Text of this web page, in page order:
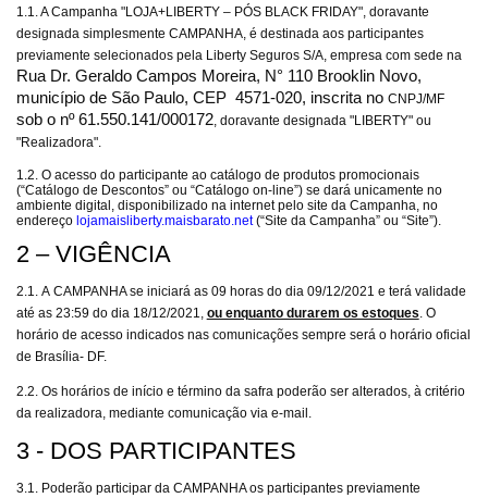
1.1. A Campanha "LOJA+LIBERTY – PÓS BLACK FRIDAY", doravante
designada simplesmente CAMPANHA, é destinada aos participantes
previamente selecionados pela Liberty Seguros S/A, empresa com sede na
Rua Dr. Geraldo Campos Moreira, N° 110 Brooklin Novo,
município de São Paulo, CEP 4571-020, inscrita no CNPJ/MF
sob o nº 61.550.141/000172, doravante designada "LIBERTY" ou
"Realizadora".
1.2. O acesso do participante ao catálogo de produtos promocionais
(“Catálogo de Descontos” ou “Catálogo on-line”) se dará unicamente no
ambiente digital, disponibilizado na internet pelo site da Campanha, no
endereço lojamaisliberty.maisbarato.net (“Site da Campanha” ou “Site”).
2 – VIGÊNCIA
2.1. A CAMPANHA se iniciará as 09 horas do dia 09/12/2021 e terá validade
até as 23:59 do dia 18/12/2021, ou enquanto durarem os estoques. O
horário de acesso indicados nas comunicações sempre será o horário oficial
de Brasília- DF.
2.2. Os horários de início e término da safra poderão ser alterados, à critério
da realizadora, mediante comunicação via e-mail.
3 - DOS PARTICIPANTES
3.1. Poderão participar da CAMPANHA os participantes previamente